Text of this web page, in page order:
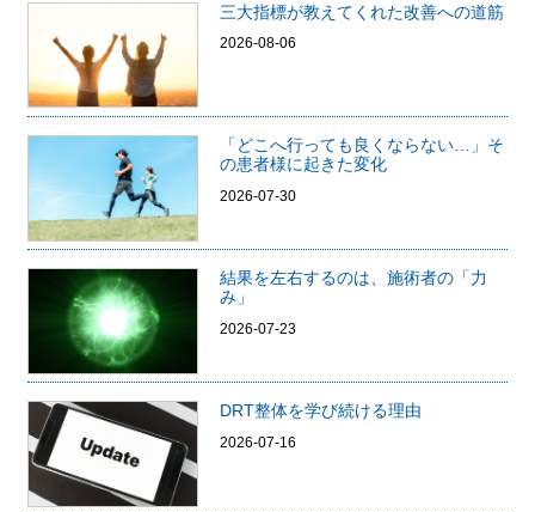
三大指標が教えてくれた改善への道筋
2026-08-06
「どこへ行っても良くならない…」そ
の患者様に起きた変化
2026-07-30
結果を左右するのは、施術者の「力
み」
2026-07-23
DRT整体を学び続ける理由
2026-07-16